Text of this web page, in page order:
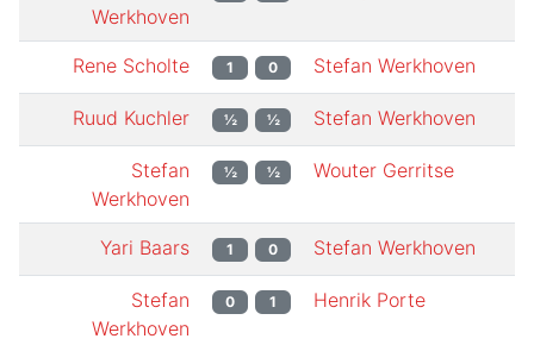
Werkhoven
Rene Scholte 1 0 Stefan Werkhoven
Ruud Kuchler ½ ½ Stefan Werkhoven
Stefan
Werkhoven
½ ½ Wouter Gerritse
Yari Baars 1 0 Stefan Werkhoven
Stefan
Werkhoven
0 1 Henrik Porte